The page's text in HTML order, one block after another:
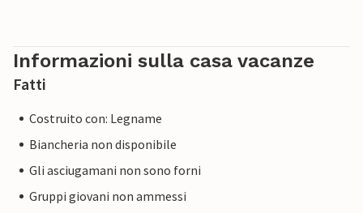
Informazioni sulla casa vacanze
Fatti
Costruito con: Legname
Biancheria non disponibile
Gli asciugamani non sono forni
Gruppi giovani non ammessi